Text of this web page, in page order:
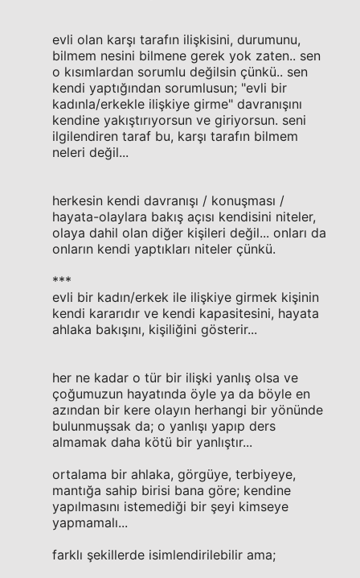
evli olan karşı tarafın ilişkisini, durumunu,
bilmem nesini bilmene gerek yok zaten.. sen
o kısımlardan sorumlu değilsin çünkü.. sen
kendi yaptığından sorumlusun; "evli bir
kadınla/erkekle ilişkiye girme" davranışını
kendine yakıştırıyorsun ve giriyorsun. seni
ilgilendiren taraf bu, karşı tarafın bilmem
neleri değil...
herkesin kendi davranışı / konuşması /
hayata-olaylara bakış açısı kendisini niteler,
olaya dahil olan diğer kişileri değil... onları da
onların kendi yaptıkları niteler çünkü.
***
evli bir kadın/erkek ile ilişkiye girmek kişinin
kendi kararıdır ve kendi kapasitesini, hayata
ahlaka bakışını, kişiliğini gösterir...
her ne kadar o tür bir ilişki yanlış olsa ve
çoğumuzun hayatında öyle ya da böyle en
azından bir kere olayın herhangi bir yönünde
bulunmuşsak da; o yanlışı yapıp ders
almamak daha kötü bir yanlıştır...
ortalama bir ahlaka, görgüye, terbiyeye,
mantığa sahip birisi bana göre; kendine
yapılmasını istemediği bir şeyi kimseye
yapmamalı...
farklı şekillerde isimlendirilebilir ama;